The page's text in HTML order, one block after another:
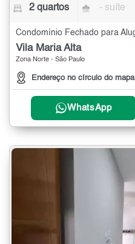
2 quartos - suíte
Vila Maria Alta
Zona Norte - São Paulo
Endereço no círculo do mapa
WhatsApp